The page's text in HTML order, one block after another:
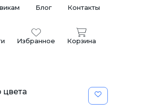
Блог Контакты
Избранное Корзина